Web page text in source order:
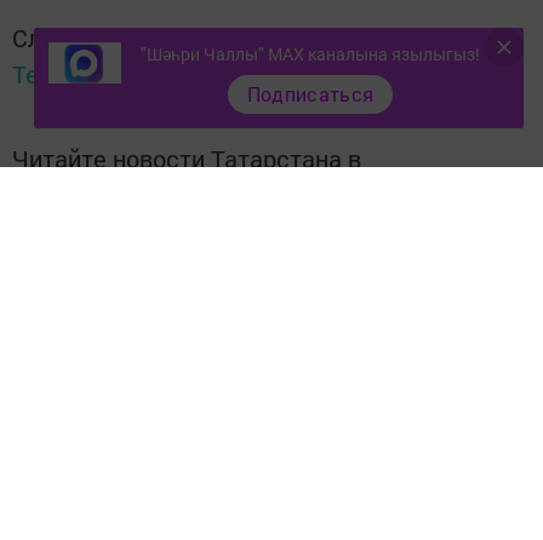
Следите за самым важным и интересным в
Telegram-канале
Татмедиа
Читайте новости Татарстана в
"Шәһри Чаллы" MAX каналына язылыгыз!
Подписаться